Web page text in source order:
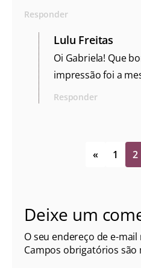
Responder
Lulu Freitas
Oi Gabriela! Que
impressão foi a
Responder
« 1 2
Deixe um
O seu endereço de e-
Campos obrigatórios